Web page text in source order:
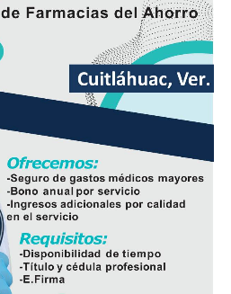
a la población a revisar el origen
y dar preferencia al
que ofrece mayor
de respaldar la economía de
a la actividad avícola.
entre Veracruz y Puebla
con más de 350
representan una importante
económico para
entidades.